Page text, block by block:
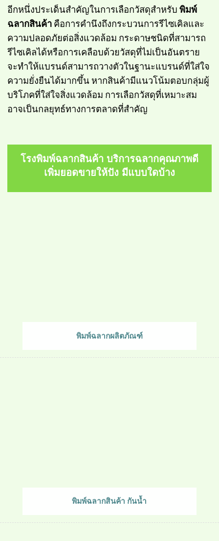
อีกหนึ่งประเด็นสำคัญในการเลือกวัสดุสำหรับ พิมพ์
ฉลากสินค้า คือการคำนึงถึงกระบวนการรีไซเคิลและ
ความปลอดภัยต่อสิ่งแวดล้อม กระดาษชนิดที่สามารถ
รีไซเคิลได้หรือการเคลือบด้วยวัสดุที่ไม่เป็นอันตราย
จะทำให้แบรนด์สามารถวางตัวในฐานะแบรนด์ที่ใส่ใจ
ความยั่งยืนได้มากขึ้น หากสินค้ามีแนวโน้มตอบกลุ่มผู้
บริโภคที่ใส่ใจสิ่งแวดล้อม การเลือกวัสดุที่เหมาะสม
อาจเป็นกลยุทธ์ทางการตลาดที่สำคัญ
โรงพิมพ์ฉลากสินค้า บริการฉลากคุณภาพดี
เพิ่มยอดขายให้ปัง มีแบบใดบ้าง
พิมพ์ฉลากผลิตภัณฑ์
พิมพ์ฉลากสินค้า กันน้ำ